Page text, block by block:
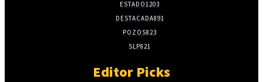
ESTADO1203
DESTACADA891
POZOS823
SLP821
Editor Picks